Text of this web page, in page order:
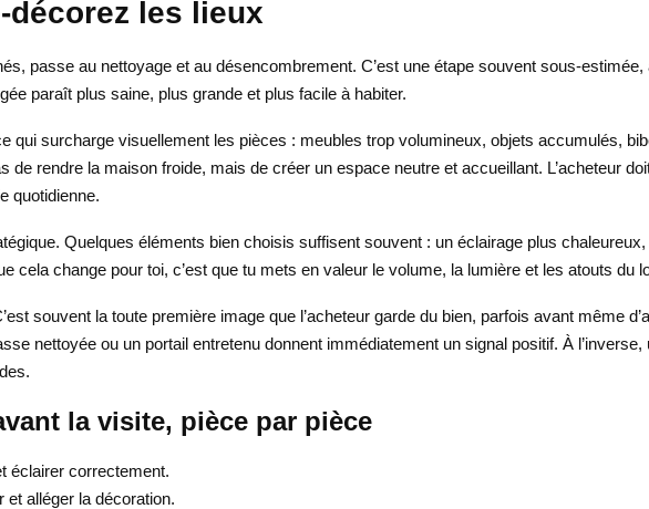
décorez les lieux
passe au nettoyage et au désencombrement. C’est une étape souvent sous-
paraît plus saine, plus grande et plus facile à habiter.
qui surcharge visuellement les pièces : meubles trop volumineux, objets accumulés,
de rendre la maison froide, mais de créer un espace neutre et accueillant. L’acheteur
quotidienne.
Quelques éléments bien choisis suffisent souvent : un éclairage plus
cela change pour toi, c’est que tu mets en valeur le volume, la lumière et les atouts du
souvent la toute première image que l’acheteur garde du bien, parfois avant même
nettoyée ou un portail entretenu donnent immédiatement un signal positif. À
la visite, pièce par pièce
éclairer correctement.
et alléger la décoration.